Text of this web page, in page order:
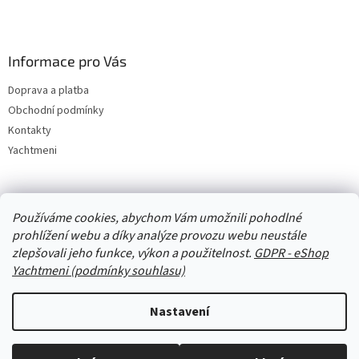
Používáme cookies, abychom Vám umožnili pohodlné
prohlížení webu a díky analýze provozu webu neustále
zlepšovali jeho funkce, výkon a použitelnost. GDPR - eShop
Yachtmeni (podmínky souhlasu)
Nastavení
Informace pro Vás
Doprava a platba
Obchodní podmínky
Kontakty
Yachtmeni
Zboží.cz Heureka.cz Yachtmeni ComGate Payments, a.s.
Vytvořil Shoptet